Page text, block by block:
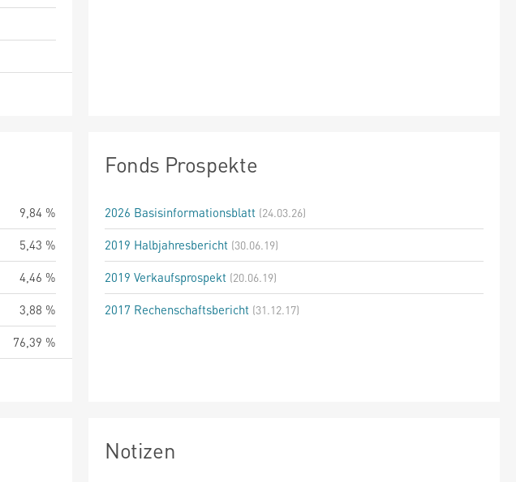
9,84 %
5,43 %
4,46 %
3,88 %
76,39 %
Fonds Prospekte
2026 Basisinformationsblatt (24.03.26)
2019 Halbjahresbericht (30.06.19)
2019 Verkaufsprospekt (20.06.19)
2017 Rechenschaftsbericht (31.12.17)
Notizen